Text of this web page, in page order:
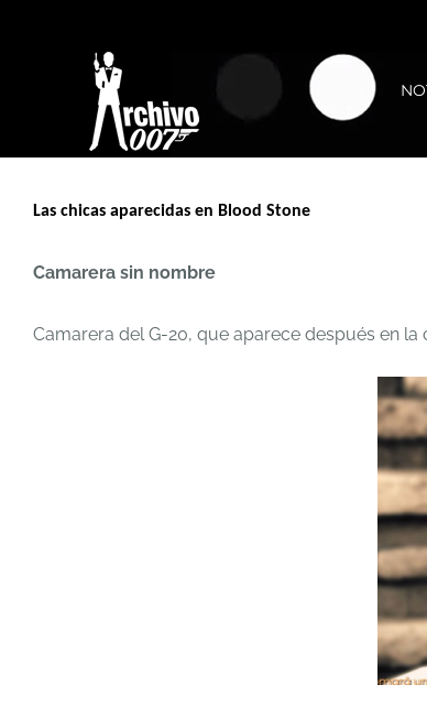
Las chicas aparecidas en Blood Stone
Camarera sin nombre
Camarera del G-20, que aparece después en la